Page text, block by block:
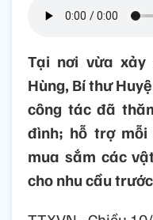
Tại nơi vừa
Hùng, Bí thư
công tác đã
đình; hỗ trợ
mua sắm các
cho nhu cầu